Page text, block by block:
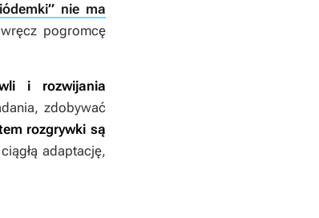
nie ma
pogromcę
i rozwijania
zdobywać
rozgrywki są
adaptację,